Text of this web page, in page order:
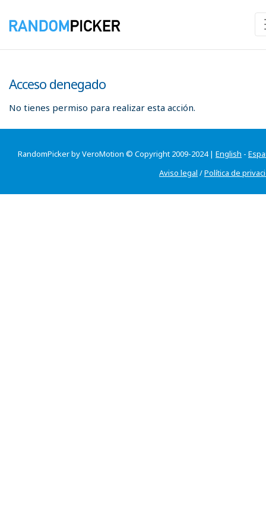
Acceso denegado
No tienes permiso para realizar esta acción.
RandomPicker by VeroMotion © Copyright 2009-2024 | English -
Aviso legal /Política de